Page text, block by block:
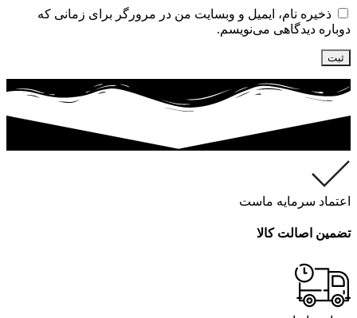
ذخیره نام، ایمیل و وبسایت من در مرورگر برای زمانی که
دوباره دیدگاهی می‌نویسم.
اعتماد سرمایه ماست
تضمین اصالت کالا